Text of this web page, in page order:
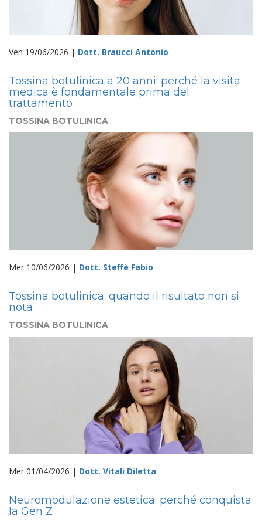
Ven 19/06/2026 | Dott. Braucci Antonio
Tossina botulinica a 20 anni: perché la visita
medica è fondamentale prima del
trattamento
TOSSINA BOTULINICA
Mer 10/06/2026 | Dott. Steffè Fabio
Tossina botulinica: quando il risultato non si
nota
TOSSINA BOTULINICA
Mer 01/04/2026 | Dott. Vitali Diletta
Neuromodulazione estetica: perché conquista
la Gen Z